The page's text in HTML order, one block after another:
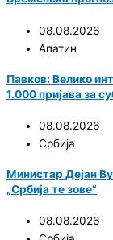
08.08.2026
Апатин
Павков: Велико
1.000 пријава за
08.08.2026
Србија
Министар Дејан
„Србија те зове“
08.08.2026